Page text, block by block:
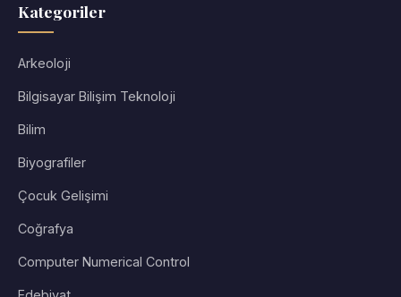
Kategoriler
Arkeoloji
Bilgisayar Bilişim Teknoloji
Bilim
Biyografiler
Çocuk Gelişimi
Coğrafya
Computer Numerical Control